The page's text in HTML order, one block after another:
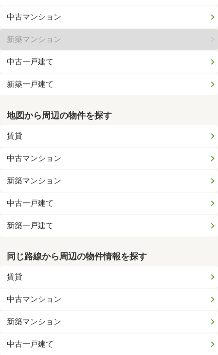
中古マンション
新築マンション
中古一戸建て
新築一戸建て
地図から周辺の物件を探す
賃貸
中古マンション
新築マンション
中古一戸建て
新築一戸建て
同じ路線から周辺の物件情報を探す
賃貸
中古マンション
新築マンション
中古一戸建て